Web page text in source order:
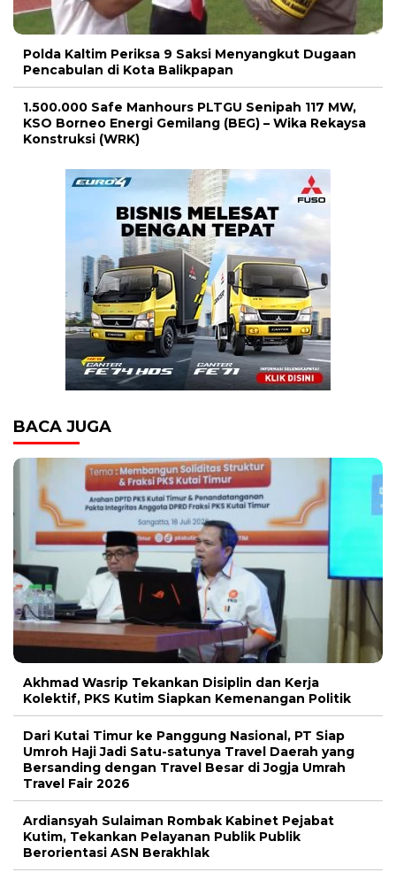
Polda Kaltim Periksa 9 Saksi Menyangkut Dugaan
Pencabulan di Kota Balikpapan
1.500.000 Safe Manhours PLTGU Senipah 117 MW,
KSO Borneo Energi Gemilang (BEG) – Wika Rekaysa
Konstruksi (WRK)
BACA JUGA
Akhmad Wasrip Tekankan Disiplin dan Kerja
Kolektif, PKS Kutim Siapkan Kemenangan Politik
Dari Kutai Timur ke Panggung Nasional, PT Siap
Umroh Haji Jadi Satu-satunya Travel Daerah yang
Bersanding dengan Travel Besar di Jogja Umrah
Travel Fair 2026
Ardiansyah Sulaiman Rombak Kabinet Pejabat
Kutim, Tekankan Pelayanan Publik Publik
Berorientasi ASN Berakhlak